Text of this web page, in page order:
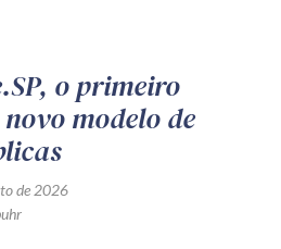
o primeiro
modelo de
de 2026